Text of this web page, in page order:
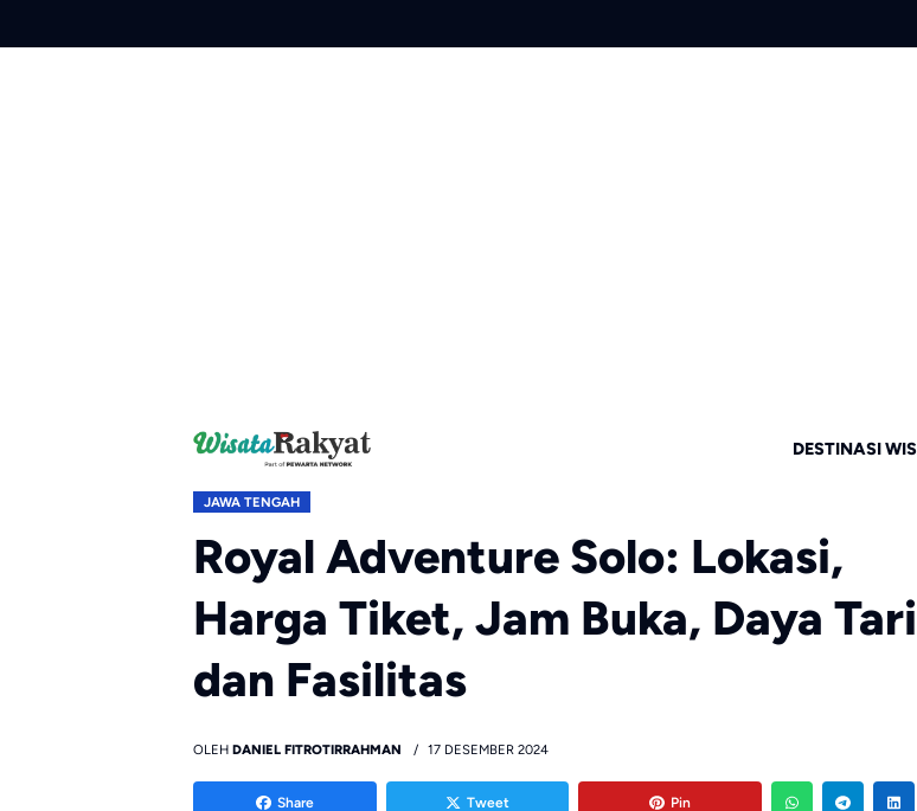
DESTINASI
JAWA TENGAH
Royal Adventure Solo: Lokasi,
Harga Tiket, Jam Buka, Daya
dan Fasilitas
OLEH DANIEL FITROTIRRAHMAN 17 DESEMBER 2024
Share Tweet Pin